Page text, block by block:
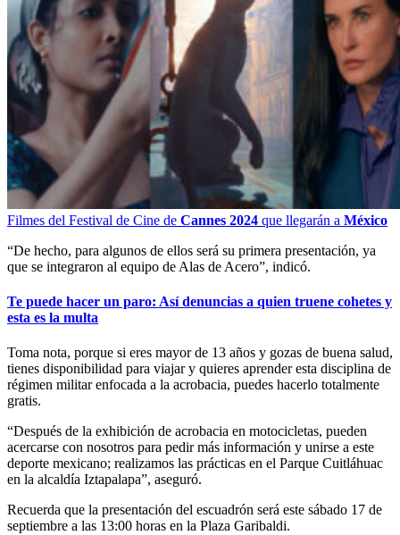
Filmes del Festival de Cine de Cannes 2024 que llegarán a México
“De hecho, para algunos de ellos será su primera presentación, ya
que se integraron al equipo de Alas de Acero”, indicó.
Te puede hacer un paro: Así denuncias a quien truene cohetes y
esta es la multa
Toma nota, porque si eres mayor de 13 años y gozas de buena salud,
tienes disponibilidad para viajar y quieres aprender esta disciplina de
régimen militar enfocada a la acrobacia, puedes hacerlo totalmente
gratis.
“Después de la exhibición de acrobacia en motocicletas, pueden
acercarse con nosotros para pedir más información y unirse a este
deporte mexicano; realizamos las prácticas en el Parque Cuitláhuac
en la alcaldía Iztapalapa”, aseguró.
Recuerda que la presentación del escuadrón será este sábado 17 de
septiembre a las 13:00 horas en la Plaza Garibaldi.